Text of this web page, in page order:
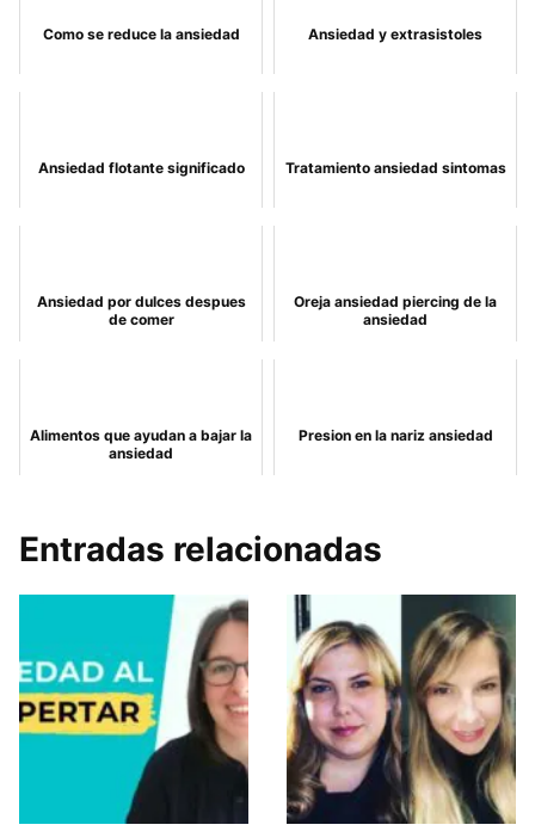
Como se reduce la ansiedad Ansiedad y extrasistoles
Ansiedad flotante significado Tratamiento ansiedad sintomas
Ansiedad por dulces despues
de comer
Oreja ansiedad piercing de la
ansiedad
Alimentos que ayudan a bajar la
ansiedad
Presion en la nariz ansiedad
Entradas relacionadas